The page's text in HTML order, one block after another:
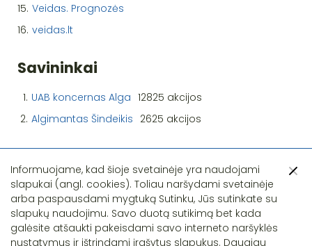
15. Veidas. Prognozės
16. veidas.lt
Savininkai
1. UAB koncernas Alga 12825 akcijos
2. Algimantas Šindeikis 2625 akcijos
Pastebėjote klaidą?
Informuojame, kad šioje svetainėje yra naudojami
slapukai (angl. cookies). Toliau naršydami svetainėje
arba paspausdami mygtuką Sutinku, Jūs sutinkate su
slapukų naudojimu. Savo duotą sutikimą bet kada
galėsite atšaukti pakeisdami savo interneto naršyklės
nustatymus ir ištrindami įrašytus slapukus. Daugiau